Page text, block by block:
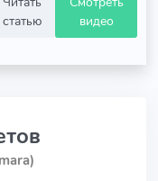
статью
видео